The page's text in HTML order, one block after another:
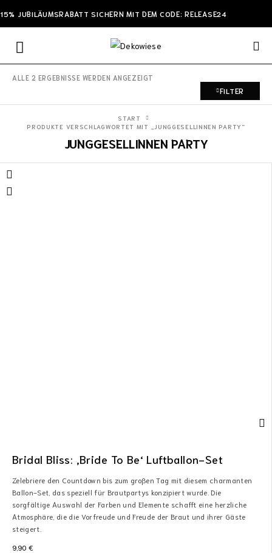
15% JUBILÄUMSRABATT SICHERN MIT DEM CODE: RELEASE24
ALLE 2 ERGEBNISSE WERDEN ANGEZEIGT
FILTER
JUNGGESELLINNEN PARTY
START
PRODUKTE VERSCHLAGWORTET MIT „JUNGGESELLINNEN PARTY“
Bridal Bliss: ‚Bride To Be‘ Luftballon-Set
Zelebriere den Countdown bis zum großen Tag mit diesem charmanten
Ballon-Set, das speziell für Brautpartys konzipiert wurde. Die
sorgfältige Auswahl der Farben und Elemente schafft eine herzliche
Atmosphäre, die die Vorfreude und Freude der Braut und ihrer Gäste
steigert.
9,90 €